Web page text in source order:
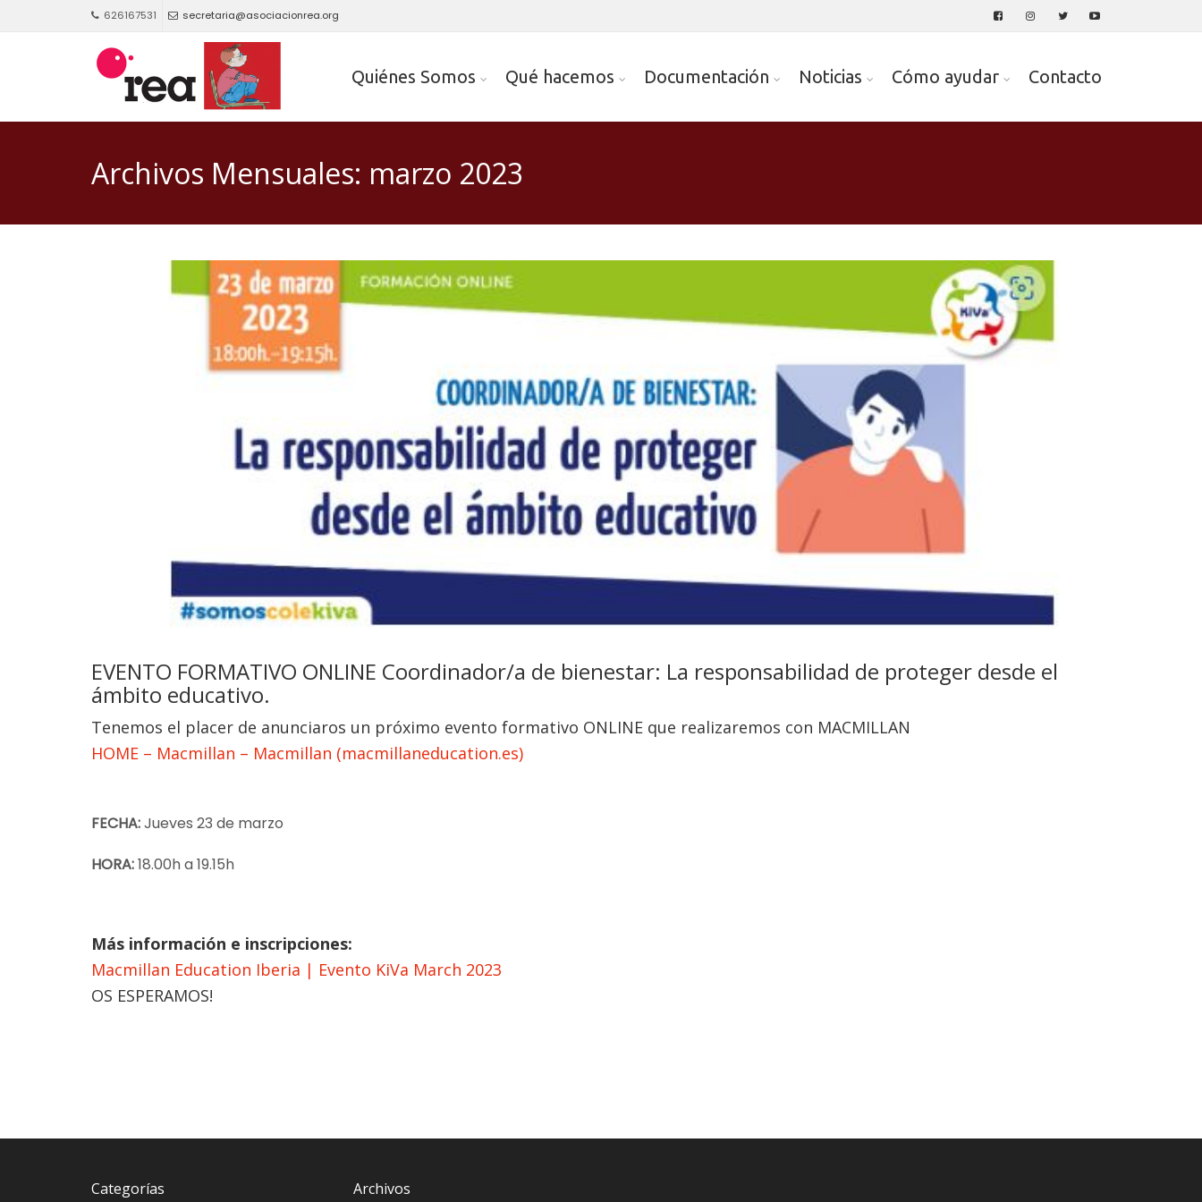
626167531 secretaria@asociacionrea.org
Quiénes Somos Qué hacemos Documentación Noticias Cómo ayudar Contacto
Archivos Mensuales: marzo 2023
EVENTO FORMATIVO ONLINE Coordinador/a de bienestar: La responsabilidad de proteger desde el
ámbito educativo.
Tenemos el placer de anunciaros un próximo evento formativo ONLINE que realizaremos con MACMILLAN
HOME – Macmillan – Macmillan (macmillaneducation.es)
FECHA:Jueves 23 de marzo
HORA:18.00h a 19.15h
Más información e inscripciones:
Macmillan Education Iberia | Evento KiVa March 2023
OS ESPERAMOS!
Categorías Archivos